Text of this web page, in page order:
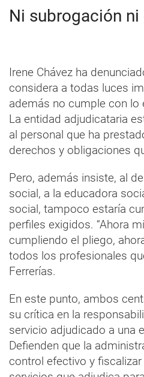
Ni subrogación
Irene Chávez ha
considera a todas luces
además no cumple con lo
La entidad adjudicataria
al personal que ha
derechos y obligaciones
Pero, además insiste, al
social, a la educadora
social, tampoco estaría
perfiles exigidos. “Ahora
cumpliendo el pliego,
todos los profesionales
Ferrerías.
En este punto, ambos
su crítica en la
servicio adjudicado a una
Defienden que la
control efectivo y